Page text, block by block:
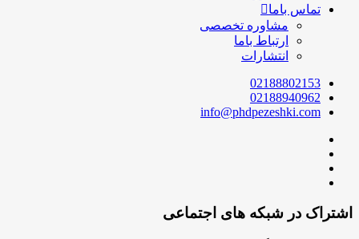
تماس باما
مشاوره تخصصی
ارتباط باما
انتشارات
02188802153
02188940962
info@phdpezeshki.com
اشتراک در شبکه های اجتماعی